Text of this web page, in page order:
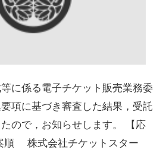
等に係る電子チケット販売業務委
項に基づき審査した結果，受託
ので，お知らせします。 【応
株式会社チケットスター